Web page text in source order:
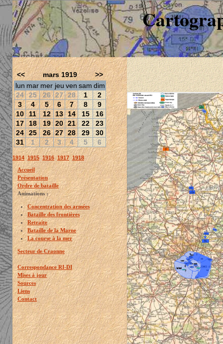
<< mars 1919
>>
lun mar mer jeu ven sam dim
24 25 26 27 28 1
2
3
4 5 6 7 8
9
10
11 12 13 14 15
16
17 18 19 20 21 22
23
24 25 26 27 28 29
30
31
1 2 3 4 5 6
1914 1915 1916 1917 1918
Accueil
Présentation
Ordre de bataille
Animations :
Concentration des armées
Bataille des frontières
Retraite
Bataille de la Marne
La course à la mer
Secteur de Craonne
Correspondance RI-DI
Mises à jour
Sources
Liens
Contact